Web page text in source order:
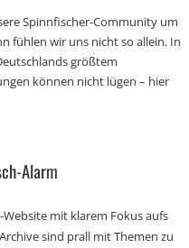
Spinnfischer-Community um
fühlen wir uns nicht so allein. In
größtem
können nicht lügen – hier
Alarm
Website mit klarem Fokus aufs
sind prall mit Themen zu